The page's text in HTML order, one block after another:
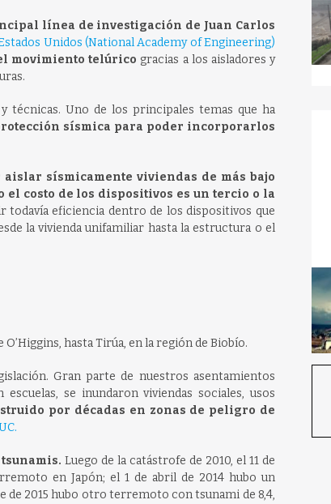
línea de investigación de Juan Carlos
Unidos (National Academy of Engineering)
movimiento telúrico gracias a los aisladores y
técnicas. Uno de los principales temas que ha
sísmica para poder incorporarlos
sísmicamente viviendas de más bajo
el costo de los dispositivos es un tercio o la
todavía eficiencia dentro de los dispositivos que
la vivienda unifamiliar hasta la estructura o el
hasta Tirúa, en la región de Biobío.
Gran parte de nuestros asentamientos
se inundaron viviendas sociales, usos
por décadas en zonas de peligro de
Luego de la catástrofe de 2010, el 11 de
en Japón; el 1 de abril de 2014 hubo un
2015 hubo otro terremoto con tsunami de 8,4,